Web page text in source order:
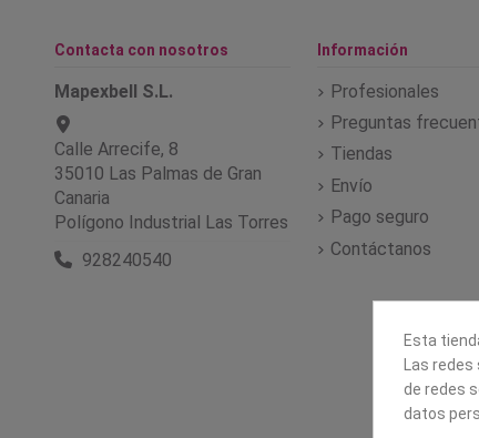
Contacta con nosotros
Mapexbell S.L.
Calle Arrecife, 8
35010 Las Palmas de Gran
Canaria
Polígono Industrial Las Torres
928240540
Información
Profesionales
Preguntas
Tiendas
Envío
Pago seguro
Contáctanos
Esta
Las
de redes
datos